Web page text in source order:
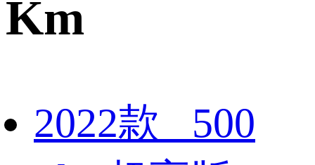
Km
2022款 500